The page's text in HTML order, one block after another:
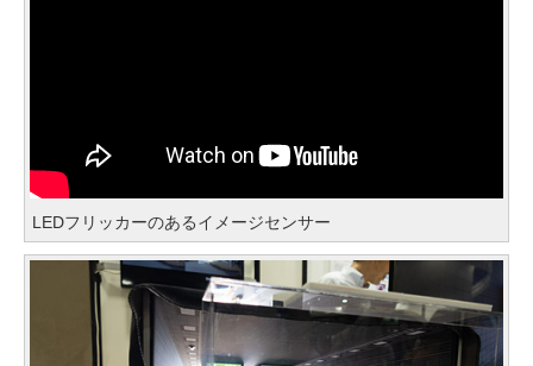
LEDフリッカーのあるイメージセンサー